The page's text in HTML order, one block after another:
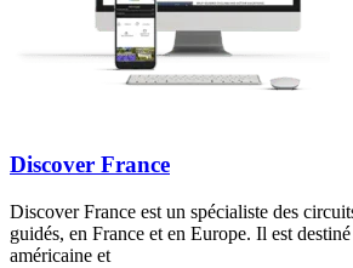
Discover France
Discover France est un spécialiste des
guidés, en France et en Europe. Il est
américaine et